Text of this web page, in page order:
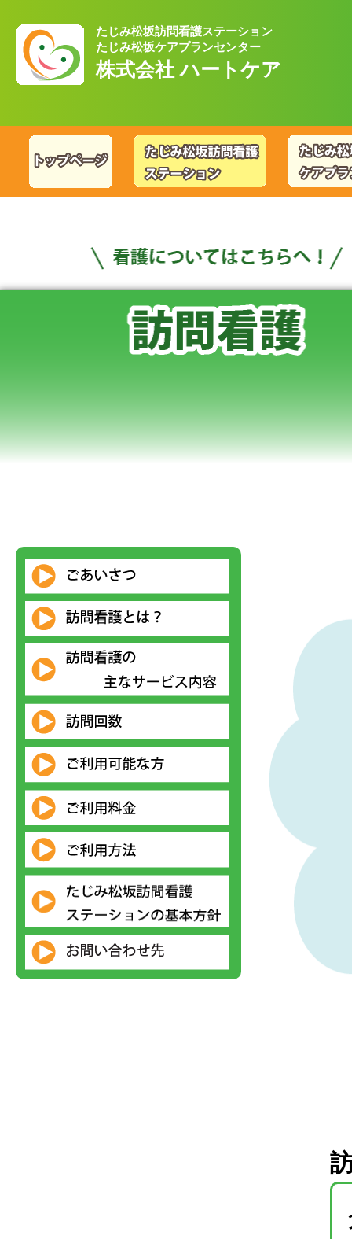
たじみ松坂訪問看護ステーション
たじみ松坂ケアプランセンター
株式会社 ハートケア